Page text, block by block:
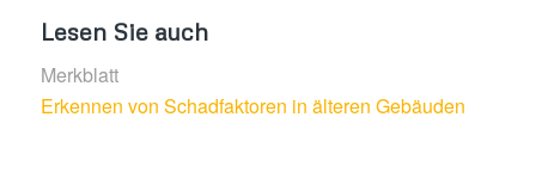
Lesen Sie auch
Merkblatt
Erkennen von Schadfaktoren in älteren Gebäuden